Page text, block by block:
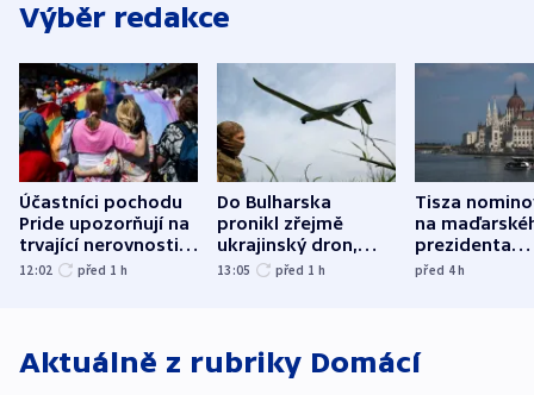
Výběr redakce
Účastníci pochodu
Pride upozorňují na
trvající nerovnosti i
společenskou
12:02 před 1 h
Do Bulharska
pronikl zřejmě
ukrajinský dron,
explodoval kilometr
13:05 před 1 h
Tisza
na
prezidenta
bývalého
před 4h
Aktuálně z rubriky Domácí